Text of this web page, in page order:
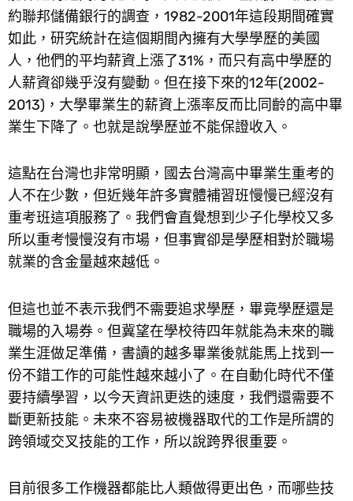
約聯邦儲備銀行的調查，1982-2001年這段期間確實
如此，研究統計在這個期間內擁有大學學歷的美國
人，他們的平均薪資上漲了31%，而只有高中學歷的
人薪資卻幾乎沒有變動。但在接下來的12年(2002-
2013)，大學畢業生的薪資上漲率反而比同齡的高中畢
業生下降了。也就是說學歷並不能保證收入。
這點在台灣也非常明顯，國去台灣高中畢業生重考的
人不在少數，但近幾年許多實體補習班慢慢已經沒有
重考班這項服務了。我們會直覺想到少子化學校又多
所以重考慢慢沒有市場，但事實卻是學歷相對於職場
就業的含金量越來越低。
但這也並不表示我們不需要追求學歷，畢竟學歷還是
職場的入場券。但冀望在學校待四年就能為未來的職
業生涯做足準備，書讀的越多畢業後就能馬上找到一
份不錯工作的可能性越來越小了。在自動化時代不僅
要持續學習，以今天資訊更迭的速度，我們還需要不
斷更新技能。未來不容易被機器取代的工作是所謂的
跨領域交叉技能的工作，所以說跨界很重要。
目前很多工作機器都能比人類做得更出色，而哪些技